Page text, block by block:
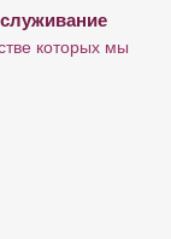
которых мы